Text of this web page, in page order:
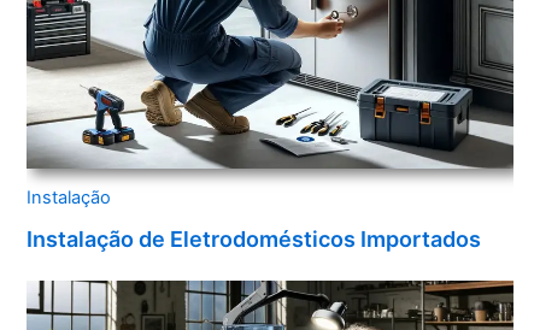
Instalação
Instalação de Eletrodomésticos Importados